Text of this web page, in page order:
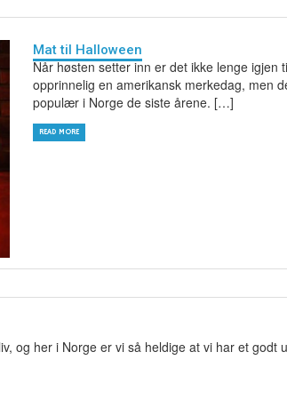
Mat til Halloween
Når høsten setter inn er det ikke lenge igjen
opprinnelig en amerikansk merkedag, men
populær i Norge de siste årene. […]
READ MORE
og her i Norge er vi så heldige at vi har et godt